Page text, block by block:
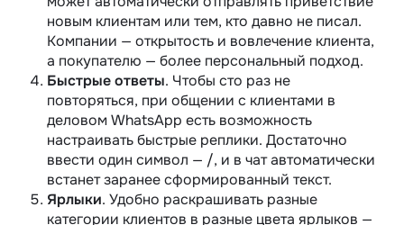
новым клиентам или тем, кто давно не писал.
Компании — открытость и вовлечение клиента,
а покупателю — более персональный подход.
Быстрые ответы. Чтобы сто раз не
повторяться, при общении с клиентами в
деловом WhatsApp есть возможность
настраивать быстрые реплики. Достаточно
ввести один символ — /, и в чат автоматически
встанет заранее сформированный текст.
Ярлыки. Удобно раскрашивать разные
категории клиентов в разные цвета ярлыков —